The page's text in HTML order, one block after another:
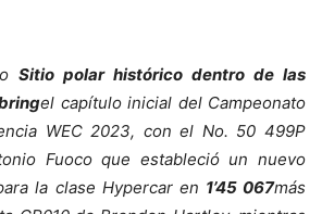
Sitio polar histórico dentro de las
el capítulo inicial del Campeonato
WEC 2023, con el No. 50 499P
Fuoco que estableció un nuevo
la clase Hypercar en 1’45 067más